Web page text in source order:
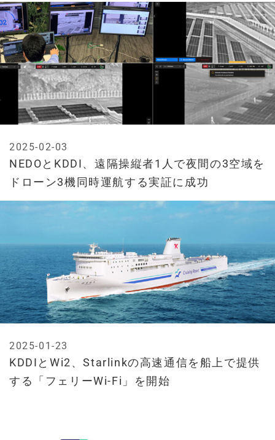
NEDOとKDDI、遠隔操縦者1人で夜間の3空域を
ドローン3機同時運航する実証に成功
2025-02-03
KDDIとWi2、Starlinkの高速通信を船上で提供
する「フェリーWi-Fi」を開始
2025-01-23